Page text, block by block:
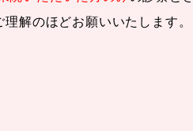
解のほどお願いいたします。